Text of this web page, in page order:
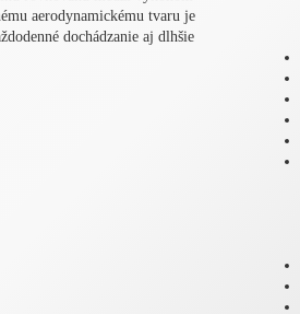
aerodynamickému tvaru je
dochádzanie aj dlhšie